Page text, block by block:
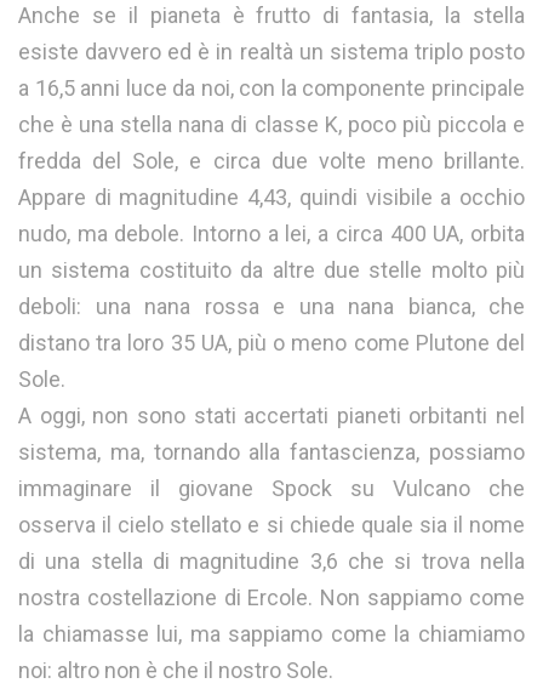
Anche se il pianeta è frutto di fantasia, la stella
esiste davvero ed è in realtà un sistema triplo posto
a 16,5 anni luce da noi, con la componente principale
che è una stella nana di classe K, poco più piccola e
fredda del Sole, e circa due volte meno brillante.
Appare di magnitudine 4,43, quindi visibile a occhio
nudo, ma debole. Intorno a lei, a circa 400 UA, orbita
un sistema costituito da altre due stelle molto più
deboli: una nana rossa e una nana bianca, che
distano tra loro 35 UA, più o meno come Plutone del
Sole.
A oggi, non sono stati accertati pianeti orbitanti nel
sistema, ma, tornando alla fantascienza, possiamo
immaginare il giovane Spock su Vulcano che
osserva il cielo stellato e si chiede quale sia il nome
di una stella di magnitudine 3,6 che si trova nella
nostra costellazione di Ercole. Non sappiamo come
la chiamasse lui, ma sappiamo come la chiamiamo
noi: altro non è che il nostro Sole.